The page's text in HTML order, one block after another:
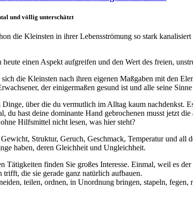
und völlig unterschätzt
die Kleinsten in ihrer Lebensströmung so stark
einen Aspekt aufgreifen und den Wert des freien,
die Kleinsten nach ihren eigenen Maßgaben mit den
der einigermaßen gesund ist und alle seine
über die du vermutlich im Alltag kaum nachdenkst.
du hast deine dominante Hand gebrochenen musst jetzt
Hilfsmittel nicht lesen, was hier steht?
Struktur, Geruch, Geschmack, Temperatur und all
haben, deren Gleichheit und Ungleichheit.
Tätigkeiten finden Sie großes Interesse. Einmal, weil es
die sie gerade ganz natürlich aufbauen.
teilen, ordnen, in Unordnung bringen, stapeln,